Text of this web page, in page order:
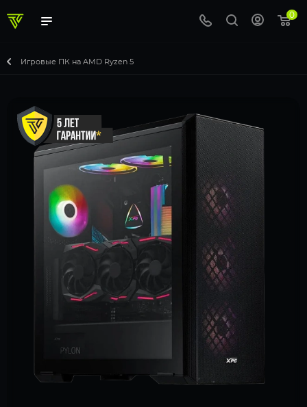
0
Игровые ПК на AMD Ryzen 5